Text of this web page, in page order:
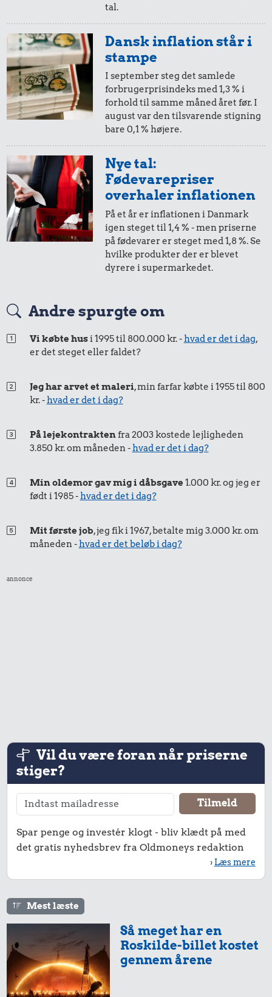
14,-
5,-
i 2008
= 7,-
i 2025
2,-
i 2008 i 2025
1,-
i 2008
= 1,-
i 2025
i 2008
i 2008 i 2025
tal.
Dansk inflation står i
stampe
I september steg det samlede
forbrugerprisindeks med 1,3 % i
forhold til samme måned året før. I
august var den tilsvarende stigning
bare 0,1 % højere.
Nye tal:
Fødevarepriser
overhaler inflationen
På et år er inflationen i Danmark
igen steget til 1,4 % - men priserne
på fødevarer er steget med 1,8 %. Se
hvilke produkter der er blevet
dyrere i supermarkedet.
Andre spurgte om
Vi købte husi 1995 til 800.000 kr. -hvad er det i dag,
er det steget eller faldet?
Jeg har arvet et maleri, min farfar købte i 1955 til 800
kr. -hvad er det i dag?
På lejekontraktenfra 2003 kostede lejligheden
3.850 kr. om måneden -hvad er det i dag?
Min oldemor gav mig i dåbsgave1.000 kr. og jeg er
født i 1985 -hvad er det i dag?
Mit første job, jeg fik i 1967, betalte mig 3.000 kr. om
måneden -hvad er det beløb i dag?
annonce
Vil du være foran når priserne
stiger?
Spar penge og investér klogt - bliv klædt på med
det gratis nyhedsbrev fra Oldmoneys redaktion
› Læs mere
Mest læste
Så meget har en
Roskilde-billet kostet
gennem årene